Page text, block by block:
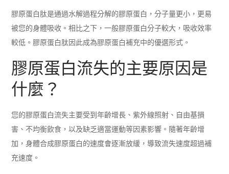
膠原蛋白肽是通過水解過程分解的膠原蛋白，分子量更小，更易
被您的身體吸收。相比之下，一般膠原蛋白分子較大，吸收效率
較低。膠原蛋白肽因此成為膠原蛋白補充中的優選形式。
膠原蛋白流失的主要原因是
什麼？
您的膠原蛋白流失主要受到年齡增長、紫外線照射、自由基損
害、不均衡飲食，以及缺乏適當運動等因素影響。隨著年齡增
加，身體合成膠原蛋白的速度會逐漸放緩，導致流失速度超過補
充速度。